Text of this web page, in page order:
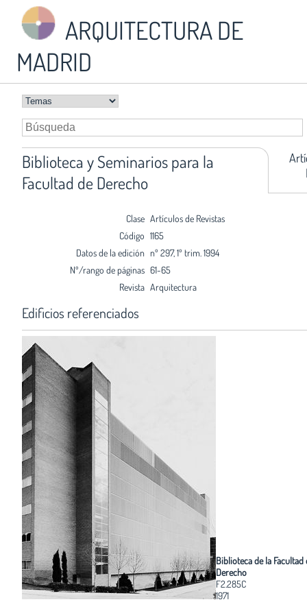
ARQUITECTURA DE
MADRID
Biblioteca y Seminarios para la
Facultad de Derecho
Clase Artículos de Revistas
Código 1165
Datos de la edición nº 297, 1º trim. 1994
Nº/rango de páginas 61-65
Revista Arquitectura
Edificios referenciados
Biblioteca de la Facultad
Derecho
F2.285C
1971